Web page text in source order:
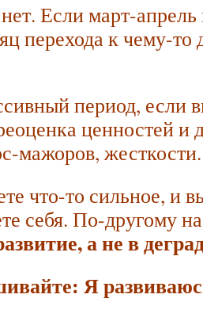
Если март-апрель
перехода к чему-то
период, если
ценностей и
мажоров, жесткости.
что-то сильное, и
себя. По-другому
а не в
Я